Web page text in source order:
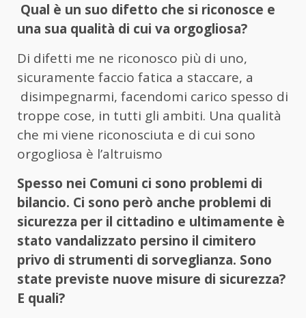
Qual è un suo difetto che si riconosce e
una sua qualità di cui va orgogliosa?
Di difetti me ne riconosco più di uno,
sicuramente faccio fatica a staccare, a
disimpegnarmi, facendomi carico spesso di
troppe cose, in tutti gli ambiti. Una qualità
che mi viene riconosciuta e di cui sono
orgogliosa è l’altruismo
Spesso nei Comuni ci sono problemi di
bilancio. Ci sono però anche problemi di
sicurezza per il cittadino e ultimamente è
stato vandalizzato persino il cimitero
privo di strumenti di sorveglianza. Sono
state previste nuove misure di sicurezza?
E quali?